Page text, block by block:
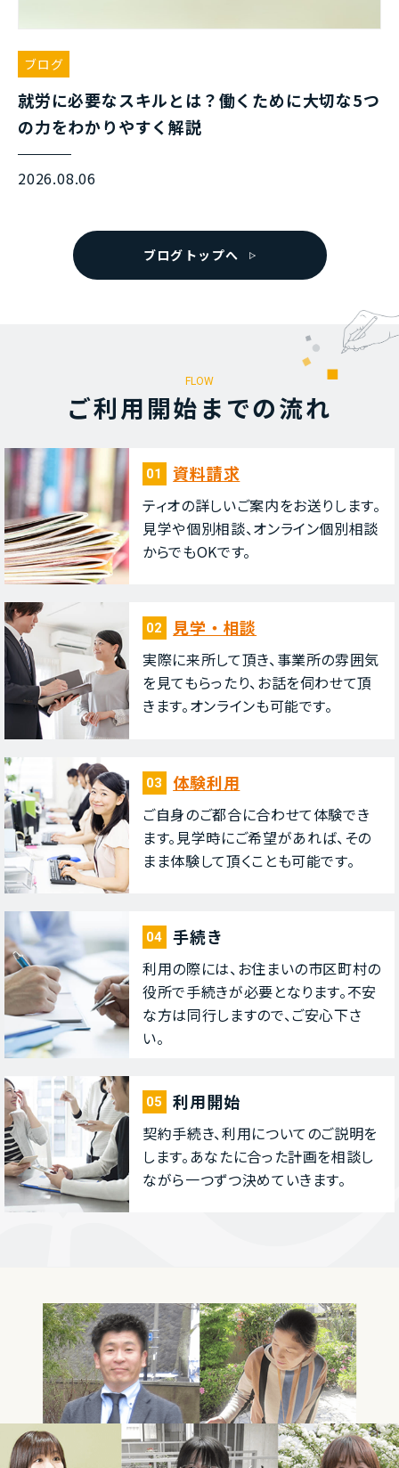
ブログ
就労に必要なスキルとは？働くために大切な5つ
の力をわかりやすく解説
2026.08.06
ブログトップへ
FLOW
ご利⽤開始までの流れ
01 資料請求
ティオの詳しいご案内をお送りします。
⾒学や個別相談、オンライン個別相談
からでもOKです。
02 ⾒学・相談
実際に来所して頂き、事業所の雰囲気
を⾒てもらったり、お話を伺わせて頂
きます。オンラインも可能です。
03 体験利⽤
ご⾃⾝のご都合に合わせて体験でき
ます。⾒学時にご希望があれば、その
まま体験して頂くことも可能です。
04 ⼿続き
利⽤の際には、お住まいの市区町村の
役所で⼿続きが必要となります。不安
な⽅は同⾏しますので、ご安⼼下さ
い。
05 利⽤開始
契約⼿続き、利⽤についてのご説明を
します。あなたに合った計画を相談し
ながら⼀つずつ決めていきます。